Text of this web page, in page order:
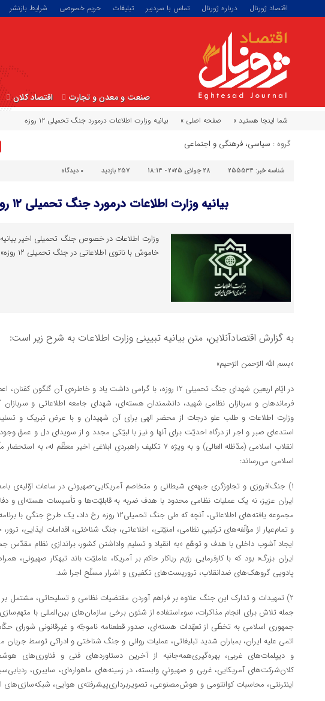
اقتصاد ژورنال درباره ژورنال تماس با سردبیر تبلیغات حریم خصوصی شرایط بازنشر
صنعت و معدن و تجارت اقتصاد کلان
شما اینجا هستید » صفحه اصلی » بیانیه وزارت اطلاعات درمورد جنگ تحمیلی ۱۲ روزه
گروه : سیاسی، فرهنگی و اجتماعی
شناسه خبر: 255534 28 جولای 2025 - 18:14 257 بازدید ۰ دیدگاه
بیانیه وزارت اطلاعات درمورد جنگ تحمیلی ۱۲ روزه
وزارت اطلاعات در خصوص جنگ تحمیلی اخیر بیانیه
خاموش با ناتوی اطلاعاتی در جنگ تحمیلی ۱۲ روزه» صادر شد.
به گزارش اقتصادآنلاین، متن بیانیه تبیینی وزارت اطلاعات به شرح زیر است:
«بسم الله الرّحمن الرّحیم»
در ایّام اربعین شهدای جنگ تحمیلی ۱۲ روزه، با گرامی داشت یاد و خاطره‌ی آن
فرماندهان و سربازان نظامی شهید، دانشمندان هسته‌ای، شهدای جامعه اطلاعاتی و سربازان
وزارت اطلاعات و طلب علو درجات از محضر الهی برای آن شهیدان و با عرض تبریک و
استدعای صبر و اجر از درگاه احدیّت برای آنها و نیز با لبیّکی مجدد و از سویدای دل و عمق
انقلاب اسلامی (مدّظله العالی) و به ویژه ۷ تکلیف راهبردیِ ابلاغی اخیر معظّم
اسلامی می‌رساند:
ایران عزیز، نه یک عملیات نظامی محدود با هدف ضربه به قابلیّت‌ها و تأسیسات هسته‌ای و
مجموعه یافته‌های اطلاعاتی، آنچه که طی جنگ تحمیلی۱۲ روزه رخ
و تمام‌عیار از مؤلّفه‌های ترکیبیِ نظامی، امنیّتی، اطلاعاتی، جنگ شناختی، اقدامات ایذایی،
ایجاد آشوب داخلی با هدف و توهّمِ «به انقیاد و تسلیم واداشتن کشور، براندازی نظام مقدّس
ایران بزرگ» بود که با کارفرمایی رژیم ریاکار حاکم بر آمریکا، عاملیّت باند تبهکار صهیونی،
پادویی گروهک‌های ضدانقلاب، تروریست‌های تکفیری و اشرار مسلّح اجرا شد.
۲) تمهیدات و تدارک این جنگ علاوه بر فراهم آوردن مقتضیات نظامی و تسلیحاتی، مشتمل بر
جمله تلاش برای انجام مذاکرات، سوءاستفاده از شئون برخی سازمان‌های بین‌المللی با متهم‌سازی
جمهوری اسلامی به تخطّی از تعهّدات هسته‌ای، صدور قطعنامه ناموجّه و غیرقانونی شورای
اتمی علیه ایران، بمباران شدید تبلیغاتی، عملیات روانی و جنگ شناختی و ادراکی توسط
و دیپلمات‌های غربی، بهره‌گیری‌همه‌جانبه از آخرین دستاورد‌های فنی و فناوری‌های
کلان‌شرکت‌های آمریکایی، غربی و صهیونیِ وابسته، در زمینه‌های ماهواره‌ای، سایبری،
اینترنتی، محاسبات کوانتومی و هوش‌مصنوعی، تصویربرداری‌پیشرفته‌ی هوایی،